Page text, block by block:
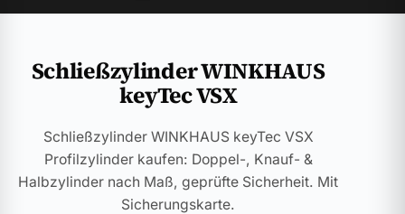
Schließzylinder WINKHAUS
keyTec VSX
Schließzylinder WINKHAUS keyTec VSX
Profilzylinder kaufen: Doppel-, Knauf- &
Halbzylinder nach Maß, geprüfte Sicherheit. Mit
Sicherungskarte.